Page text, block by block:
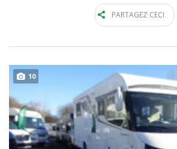
PARTAGEZ CECI
10